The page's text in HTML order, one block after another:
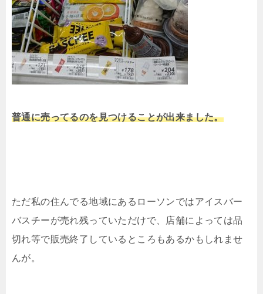
普通に売ってるのを見つけることが出来ました。
ただ私の住んでる地域にあるローソンではアイスバー
バスチーが売れ残っていただけで、店舗によっては品
切れ等で販売終了しているところもあるかもしれませ
んが。